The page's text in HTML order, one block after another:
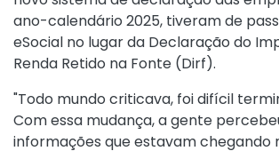
ano-calendário 2025, tiveram de
eSocial no lugar da Declaração do
Renda Retido na Fonte (Dirf).
"Todo mundo criticava, foi difícil
Com essa mudança, a gente
informações que estavam chegando